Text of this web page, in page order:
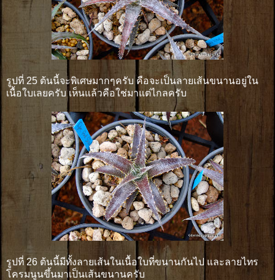
รูปที่ 25 ต้นนี้จะพิเศษมากๆครับ คือจะเป็นลายเส้นขนานอยู่ใน
เนื้อใบเลยครับ เห็นแล้วคือใช่มาแต่ไกลครับ
รูปที่ 26 ต้นนี้มีทั้งลายเส้นในเนื้อใบที่ขนานกันไป และลายไทร
โครมนูนขึ้นมาเป็นเส้นขนานครับ